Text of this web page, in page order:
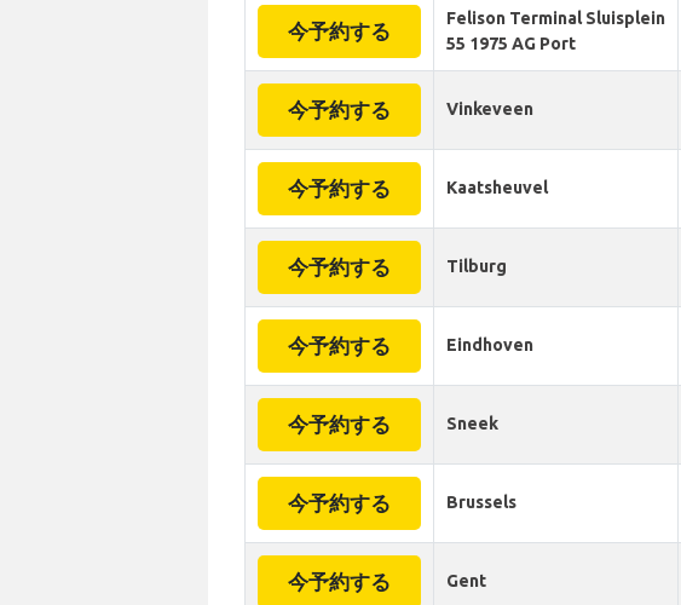
今予約する
Felison Terminal Sluisplein
55 1975 AG Port
今予約する Vinkeveen
今予約する Kaatsheuvel
今予約する Tilburg
今予約する Eindhoven
今予約する Sneek
今予約する Brussels
今予約する Gent